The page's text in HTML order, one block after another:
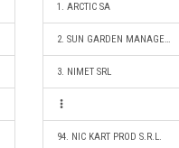
1. ARCTIC SA
2. SUN GARDEN MANAGEMENT SOCIETATE ÎN COMANDITĂ SIMPLĂ
3. NIMET SRL
94. NIC KART PROD S.R.L.